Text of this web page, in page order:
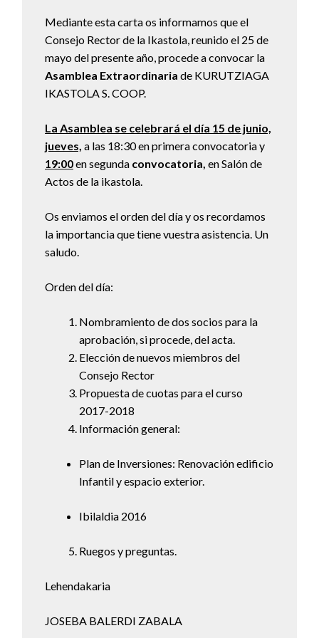
Mediante esta carta os informamos que el
Consejo Rector de la Ikastola, reunido el 25 de
mayo del presente año, procede a convocar la
Asamblea Extraordinaria de KURUTZIAGA
IKASTOLA S. COOP.
La Asamblea se celebrará el día 15 de junio,
jueves, a las 18:30 en primera convocatoria y
19:00en segunda convocatoria, en Salón de
Actos de la ikastola.
Os enviamos el orden del día y os recordamos
la importancia que tiene vuestra asistencia. Un
saludo.
Orden del día:
Nombramiento de dos socios para la
aprobación, si procede, del acta.
Elección de nuevos miembros del
Consejo Rector
Propuesta de cuotas para el curso
2017-2018
Información general:
Plan de Inversiones: Renovación edificio
Infantil y espacio exterior.
Ibilaldia 2016
Ruegos y preguntas.
Lehendakaria
JOSEBA BALERDI ZABALA